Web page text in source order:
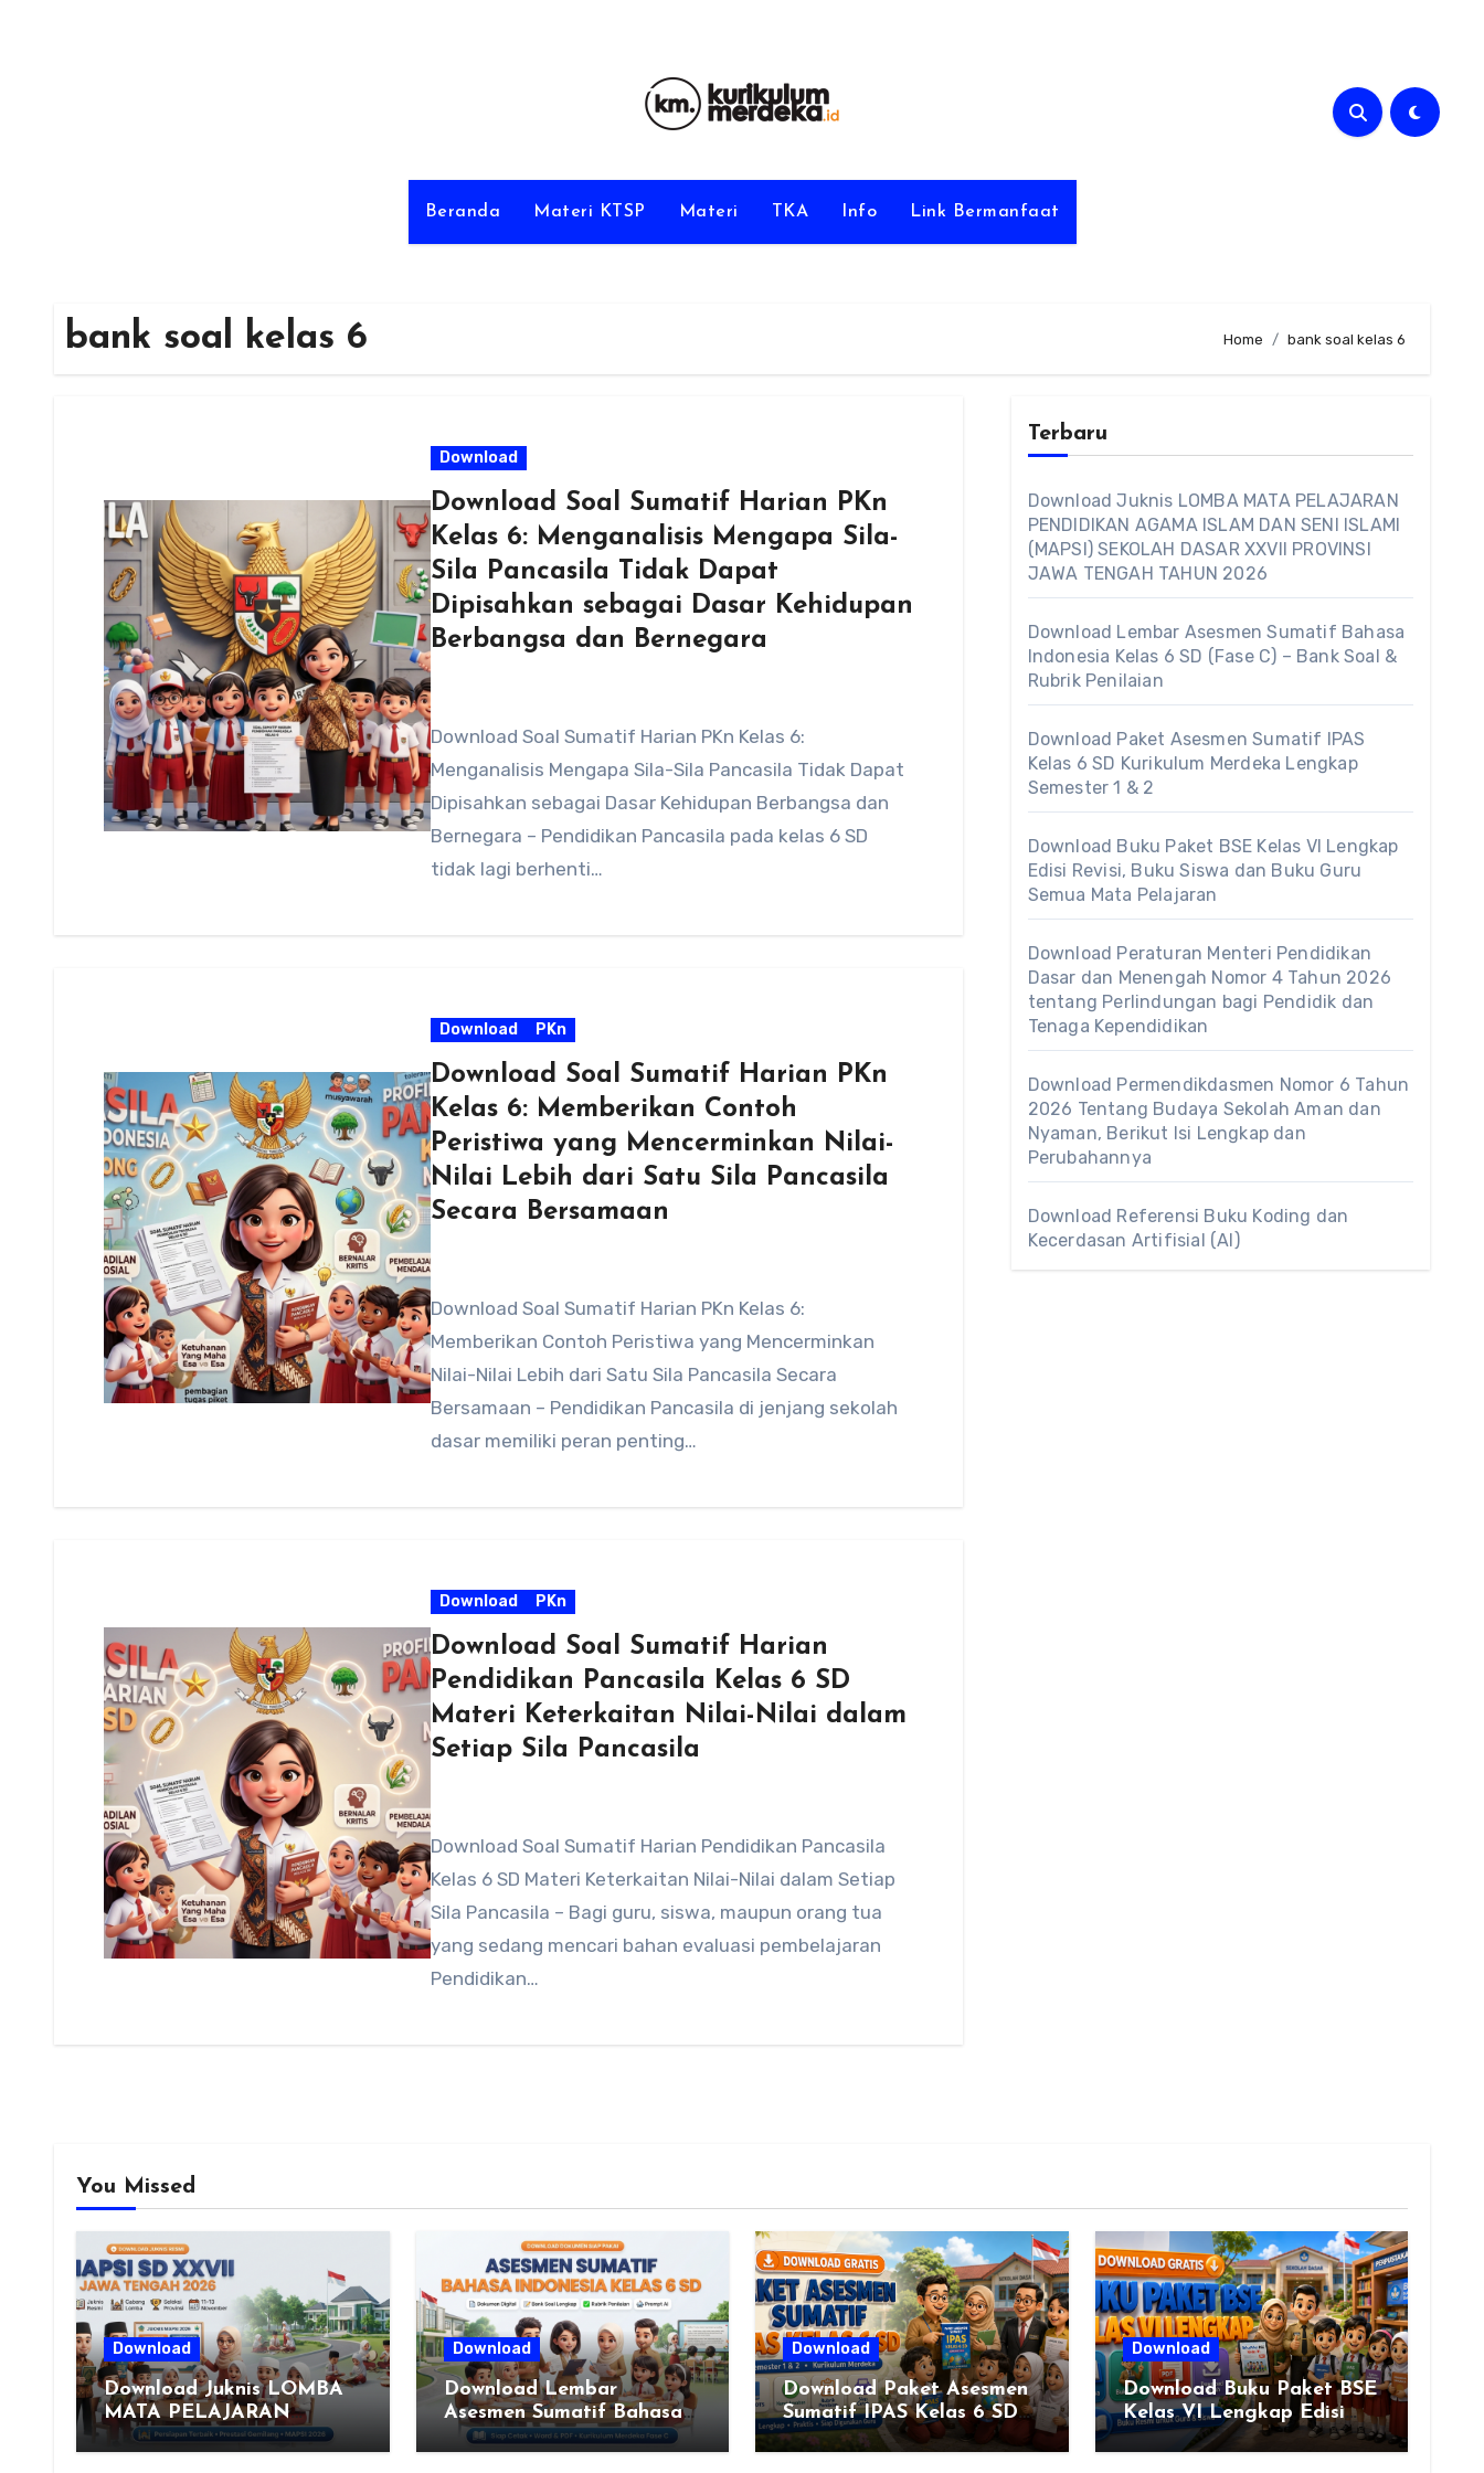
Beranda Materi KTSP Materi TKA Info Link Bermanfaat
bank soal kelas 6 Home bank soal kelas 6
Download
Download Soal Sumatif Harian PKn
Kelas 6: Menganalisis Mengapa Sila-
Sila Pancasila Tidak Dapat
Dipisahkan sebagai Dasar Kehidupan
Berbangsa dan Bernegara
Download Soal Sumatif Harian PKn Kelas 6:
Menganalisis Mengapa Sila-Sila Pancasila Tidak Dapat
Dipisahkan sebagai Dasar Kehidupan Berbangsa dan
Bernegara – Pendidikan Pancasila pada kelas 6 SD
tidak lagi berhenti…
Download PKn
Download Soal Sumatif Harian PKn
Kelas 6: Memberikan Contoh
Peristiwa yang Mencerminkan Nilai-
Nilai Lebih dari Satu Sila Pancasila
Secara Bersamaan
Download Soal Sumatif Harian PKn Kelas 6:
Memberikan Contoh Peristiwa yang Mencerminkan
Nilai-Nilai Lebih dari Satu Sila Pancasila Secara
Bersamaan – Pendidikan Pancasila di jenjang sekolah
dasar memiliki peran penting…
Download PKn
Download Soal Sumatif Harian
Pendidikan Pancasila Kelas 6 SD
Materi Keterkaitan Nilai-Nilai dalam
Setiap Sila Pancasila
Download Soal Sumatif Harian Pendidikan Pancasila
Kelas 6 SD Materi Keterkaitan Nilai-Nilai dalam Setiap
Sila Pancasila – Bagi guru, siswa, maupun orang tua
yang sedang mencari bahan evaluasi pembelajaran
Pendidikan…
Terbaru
Download Juknis LOMBA MATA PELAJARAN
PENDIDIKAN AGAMA ISLAM DAN SENI ISLAMI
(MAPSI) SEKOLAH DASAR XXVII PROVINSI
JAWA TENGAH TAHUN 2026
Download Lembar Asesmen Sumatif Bahasa
Indonesia Kelas 6 SD (Fase C) – Bank Soal &
Rubrik Penilaian
Download Paket Asesmen Sumatif IPAS
Kelas 6 SD Kurikulum Merdeka Lengkap
Semester 1 & 2
Download Buku Paket BSE Kelas VI Lengkap
Edisi Revisi, Buku Siswa dan Buku Guru
Semua Mata Pelajaran
Download Peraturan Menteri Pendidikan
Dasar dan Menengah Nomor 4 Tahun 2026
tentang Perlindungan bagi Pendidik dan
Tenaga Kependidikan
Download Permendikdasmen Nomor 6 Tahun
2026 Tentang Budaya Sekolah Aman dan
Nyaman, Berikut Isi Lengkap dan
Perubahannya
Download Referensi Buku Koding dan
Kecerdasan Artifisial (AI)
You Missed
Download
Download Juknis LOMBA
MATA PELAJARAN
PENDIDIKAN AGAMA
ISLAM DAN SENI ISLAMI
Download
Download Lembar
Asesmen Sumatif Bahasa
Indonesia Kelas 6 SD
(Fase C) – Bank Soal &
Download
Download Paket Asesmen
Sumatif IPAS Kelas 6 SD
Kurikulum Merdeka
Lengkap Semester 1 & 2
Download
Download Buku Paket BSE
Kelas VI Lengkap Edisi
Revisi, Buku Siswa dan
Buku Guru Semua Mata